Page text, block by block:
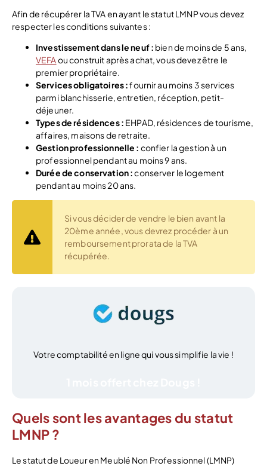
Afin de récupérer la TVA en ayant le statut LMNP vous devez
respecter les conditions suivantes :
Investissement dans le neuf : bien de moins de 5 ans,
VEFAou construit après achat, vous devez être le
premier propriétaire.
Services obligatoires :fournir au moins 3 services
parmi blanchisserie, entretien, réception, petit-
déjeuner.
Types de résidences : EHPAD, résidences de tourisme,
affaires, maisons de retraite.
Gestion professionnelle : confier la gestion à un
professionnel pendant au moins 9 ans.
Durée de conservation :conserver le logement
pendant au moins 20 ans.
Si vous décider de vendre le bien avant la
20ème année, vous devrez procéder à un
remboursement prorata de la TVA
récupérée.
Votre comptabilité en ligne qui vous simplifie la vie !
Quels sont les avantages du statut
LMNP ?
Le statut de Loueur en Meublé Non Professionnel (LMNP)